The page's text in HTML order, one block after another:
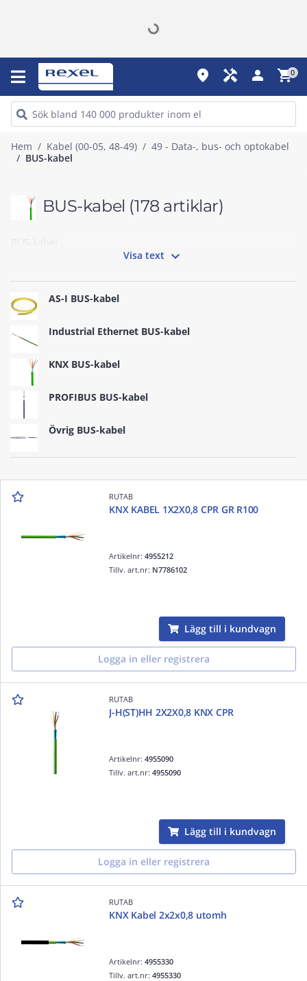
place handyman person shopping_cart0
Hem Kabel (00-05, 48-49)
49 - Data-, bus- och optokabel
BUS-kabel
BUS-kabel (178 artiklar)
BUS-kabel
Visa text 
AS-I BUS-kabel
Industrial Ethernet BUS-kabel
KNX BUS-kabel
PROFIBUS BUS-kabel
Övrig BUS-kabel
RUTAB
KNX KABEL 1X2X0,8 CPR GR R100
Artikelnr:4955212
Tillv. art.nr: N7786102
Lägg till i kundvagn
Logga in eller registrera
RUTAB
J-H(ST)HH 2X2X0,8 KNX CPR
Artikelnr:4955090
Tillv. art.nr:4955090
Lägg till i kundvagn
Logga in eller registrera
RUTAB
KNX Kabel 2x2x0,8 utomh
Artikelnr:4955330
Tillv. art.nr:4955330